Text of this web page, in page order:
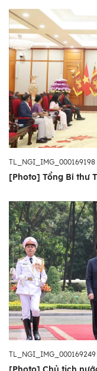
TL_NGI_IMG_000169198
[Photo] Tổng Bí thư
TL_NGI_IMG_000169249